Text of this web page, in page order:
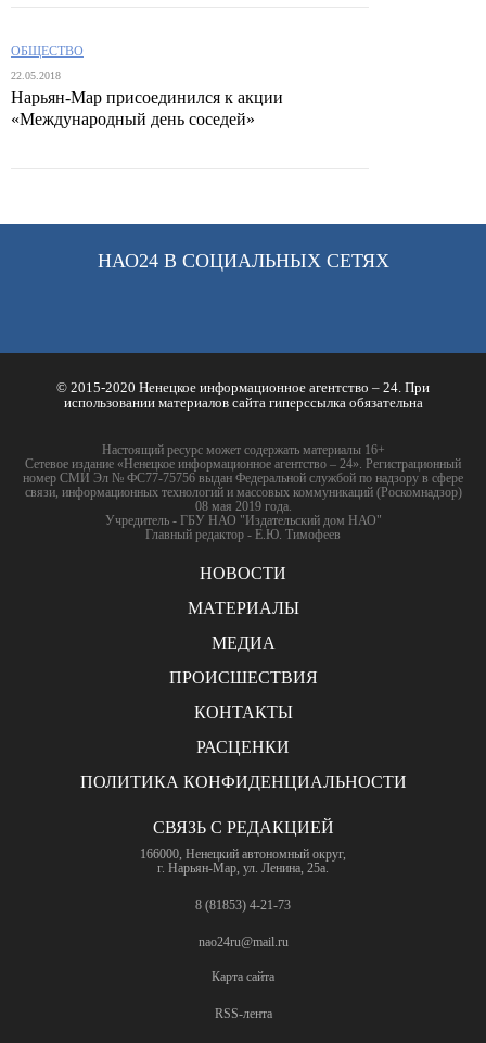
ОБЩЕСТВО
22.05.2018
Нарьян-Мар присоединился к акции
«Международный день соседей»
НАО24 В СОЦИАЛЬНЫХ СЕТЯХ
© 2015-2020 Ненецкое информационное агентство – 24. При
использовании материалов сайта гиперссылка обязательна
Настоящий ресурс может содержать материалы 16+
Сетевое издание «Ненецкое информационное агентство – 24». Регистрационный
номер СМИ Эл № ФС77-75756 выдан Федеральной службой по надзору в сфере
связи, информационных технологий и массовых коммуникаций (Роскомнадзор)
08 мая 2019 года.
Учредитель - ГБУ НАО "Издательский дом НАО"
Главный редактор - Е.Ю. Тимофеев
НОВОСТИ
МАТЕРИАЛЫ
МЕДИА
ПРОИСШЕСТВИЯ
КОНТАКТЫ
РАСЦЕНКИ
ПОЛИТИКА КОНФИДЕНЦИАЛЬНОСТИ
СВЯЗЬ С РЕДАКЦИЕЙ
166000, Ненецкий автономный округ,
г. Нарьян-Мар, ул. Ленина, 25а.
8 (81853) 4-21-73
nao24ru@mail.ru
Карта сайта
RSS-лента